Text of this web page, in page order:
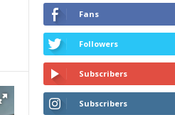
Fans
Followers
Subscribers
Subscribers